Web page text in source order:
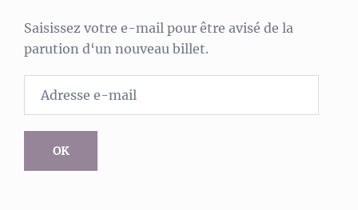
Saisissez votre e-mail pour être avisé de la
parution d‘un nouveau billet.
OK